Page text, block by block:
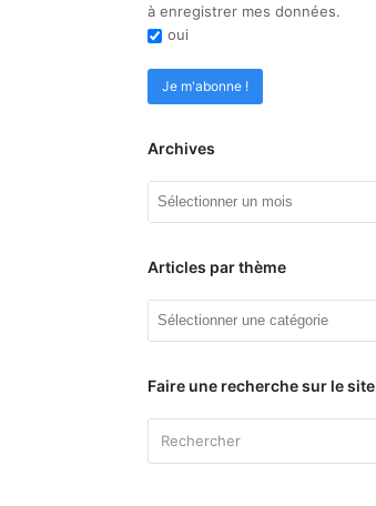
à enregistrer mes données.
oui
Archives
Articles par thème
Articles
Faire une recherche sur le site